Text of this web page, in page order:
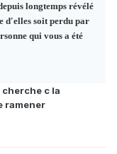
longtemps révélé
d'elles soit perdu par
qui vous a été
c la
ramener